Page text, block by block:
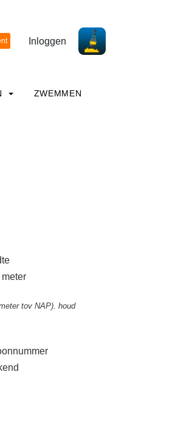
Inloggen
ZWEMMEN
meter
tov NAP). houd